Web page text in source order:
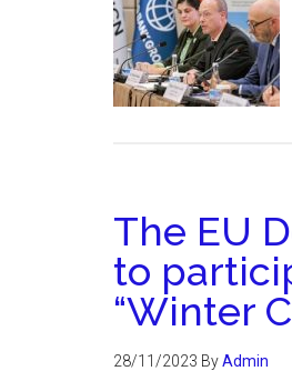
The EU
to
“Winter
28/11/2023 ByAdmin